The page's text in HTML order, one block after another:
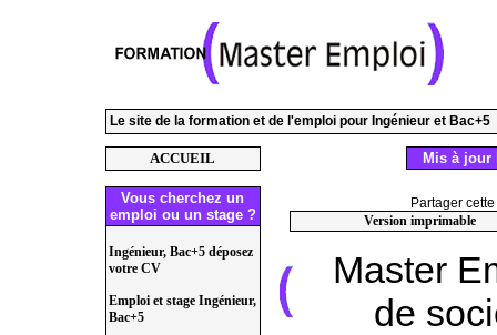
Le site de la formation et de l'emploi pour Ingénieur et Bac+5
ACCUEIL
Vous cherchez un
emploi ou un stage ?
Ingénieur, Bac+5 déposez
votre CV
Emploi et stage Ingénieur,
Bac+5
Mis à jour
Partager
Version imprimable
Master
de